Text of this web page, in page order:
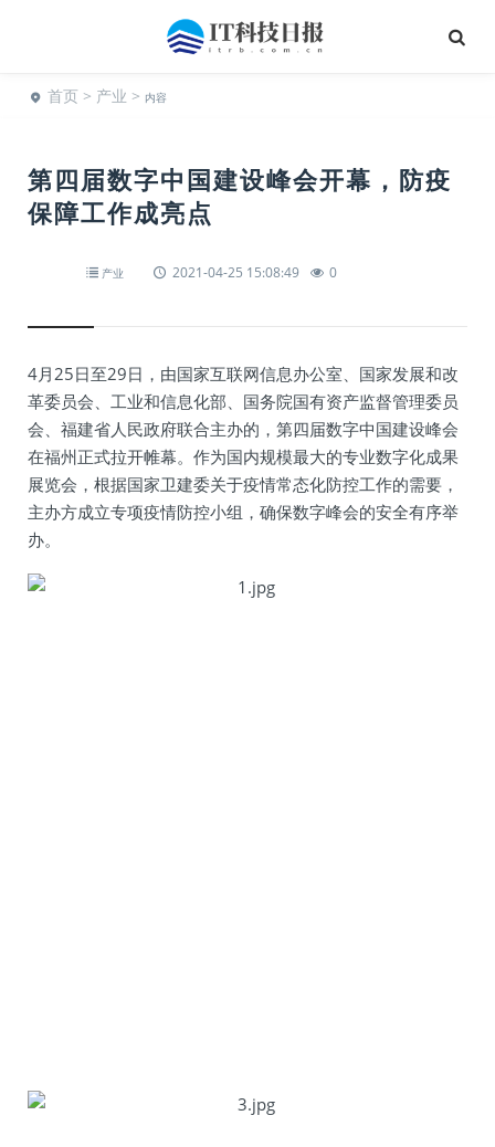
首页 > 产业 > 内容
第四届数字中国建设峰会开幕，防疫
保障工作成亮点
产业 2021-04-25 15:08:49 0
4月25日至29日，由国家互联网信息办公室、国家发展和改
革委员会、工业和信息化部、国务院国有资产监督管理委员
会、福建省人民政府联合主办的，第四届数字中国建设峰会
在福州正式拉开帷幕。作为国内规模最大的专业数字化成果
展览会，根据国家卫建委关于疫情常态化防控工作的需要，
主办方成立专项疫情防控小组，确保数字峰会的安全有序举
办。